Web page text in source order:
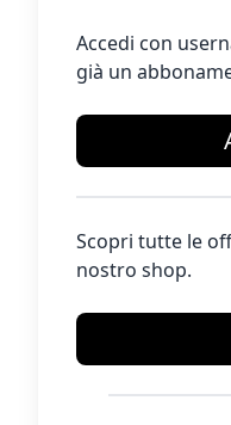
Accedi con
già un
Scopri tutte le
nostro shop.